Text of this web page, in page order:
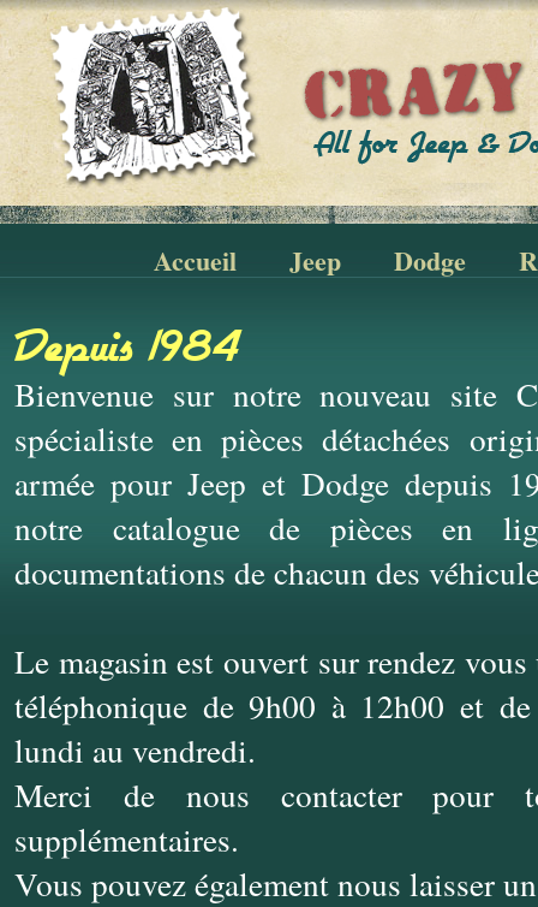
Accueil Jeep Dodge
Depuis 1984
Bienvenue sur notre nouveau site
spécialiste en pièces détachées
armée pour Jeep et Dodge depuis
notre catalogue de pièces en
documentations de chacun des
Le magasin est ouvert sur rendez
téléphonique de 9h00 à 12h00 et
lundi au vendredi.
Merci de nous contacter pour
supplémentaires.
Vous pouvez également nous laisser